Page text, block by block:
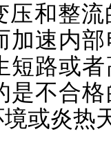
压和整
加速内
短路或
是不合
或炎热